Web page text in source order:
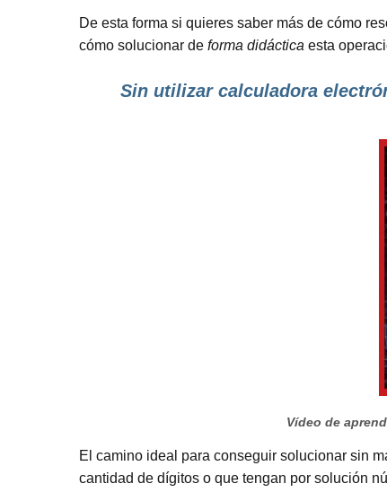
De esta forma si quieres saber más de cómo
cómo solucionar de forma didáctica esta
Sin utilizar calculadora
Vídeo de
El camino ideal para conseguir solucionar sin
cantidad de dígitos o que tengan por solución